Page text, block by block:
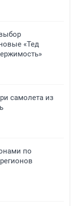
«Тед
самолета из
по